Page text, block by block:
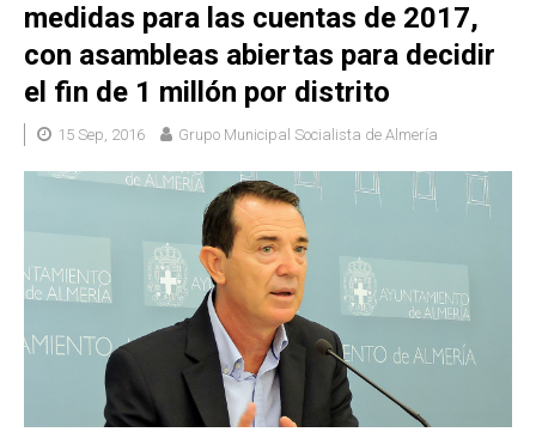
medidas para las cuentas de 2017,
con asambleas abiertas para decidir
el fin de 1 millón por distrito
15 Sep, 2016 Grupo Municipal Socialista de Almería